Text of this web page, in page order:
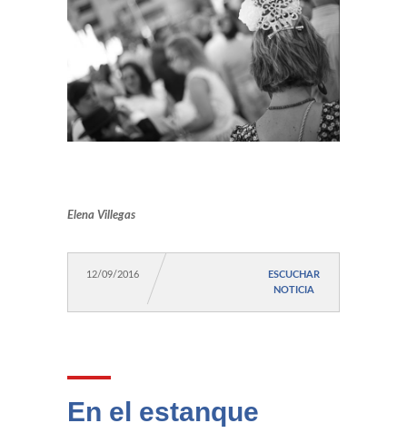
Elena Villegas
12/09/2016
ESCUCHAR
NOTICIA
En el estanque